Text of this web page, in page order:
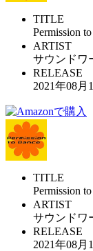
TITLE
Permission
ARTIST
サウンドワ
RELEASE
2021年08月
TITLE
Permission
ARTIST
サウンドワ
RELEASE
2021年08月